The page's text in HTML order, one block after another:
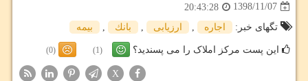
1398/11/07
20:43:28
تگهای خبر:
اجاره , ارزیابی , بانك , بیمه
این پست مرکز املاک را می پسندید؟ (1)
(0)
X